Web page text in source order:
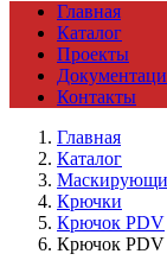
Главная
Каталог
Проекты
Контакты
Главная
Каталог
Крючки
Крючок PDV
Крючок PDV